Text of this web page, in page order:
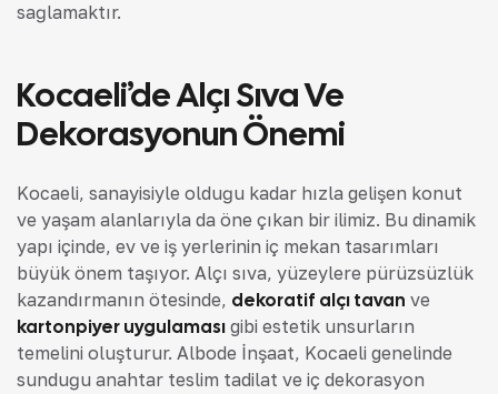
sağlamaktır.
Kocaeli’de Alçı Sıva Ve
Dekorasyonun Önemi
Kocaeli, sanayisiyle olduğu kadar hızla gelişen konut
ve yaşam alanlarıyla da öne çıkan bir ilimiz. Bu dinamik
yapı içinde, ev ve iş yerlerinin iç mekan tasarımları
büyük önem taşıyor. Alçı sıva, yüzeylere pürüzsüzlük
kazandırmanın ötesinde, dekoratif alçı tavan ve
kartonpiyer uygulaması gibi estetik unsurların
temelini oluşturur. Albode İnşaat, Kocaeli genelinde
sunduğu anahtar teslim tadilat ve iç dekorasyon